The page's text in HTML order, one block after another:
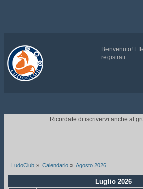
Benvenuto!
registrati.
.
Ricordate di iscrivervi anche al
LudoClub » Calendario» Agosto 2026
Luglio 2026